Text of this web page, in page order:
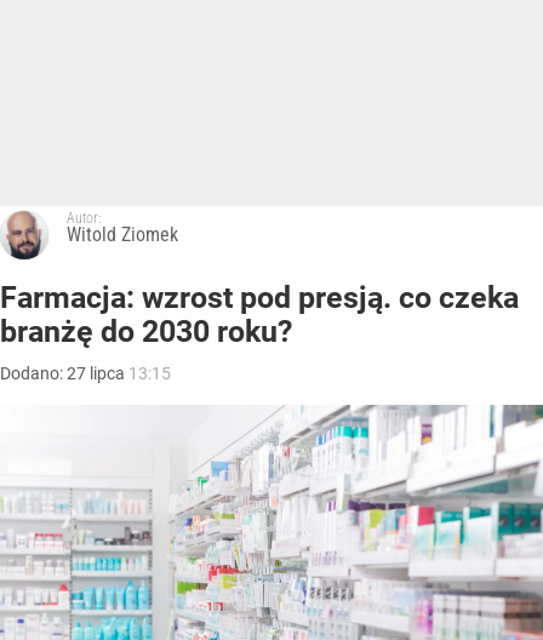
Autor:
Witold Ziomek
Farmacja: wzrost pod presją. co czeka
branżę do 2030 roku?
Dodano:27 lipca 13:15